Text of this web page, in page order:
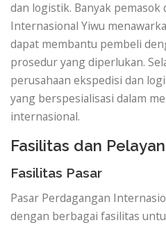
dan logistik. Banyak pemasok
Internasional Yiwu
dapat membantu pembeli
prosedur yang diperlukan.
perusahaan ekspedisi dan
yang berspesialisasi dalam
internasional.
Fasilitas dan
Fasilitas Pasar
Pasar Perdagangan
dengan berbagai fasilitas